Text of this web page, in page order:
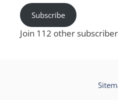
Subscribe
Join 112 other